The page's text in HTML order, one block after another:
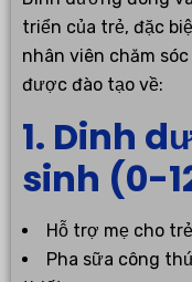
triển của trẻ, đặc
nhân viên chăm
được đào tạo về:
1. Dinh
sinh (0-
Hỗ trợ mẹ cho
Pha sữa công